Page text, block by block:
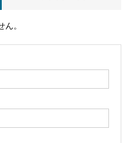
。